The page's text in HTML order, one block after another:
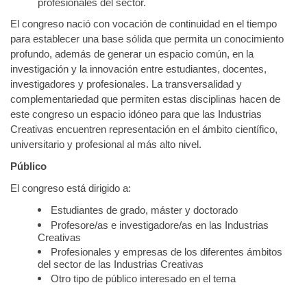
profesionales del sector.
El congreso nació con vocación de continuidad en el tiempo
para establecer una base sólida que permita un conocimiento
profundo, además de generar un espacio común, en la
investigación y la innovación entre estudiantes, docentes,
investigadores y profesionales. La transversalidad y
complementariedad que permiten estas disciplinas hacen de
este congreso un espacio idóneo para que las Industrias
Creativas encuentren representación en el ámbito científico,
universitario y profesional al más alto nivel.
Público
El congreso está dirigido a:
Estudiantes de grado, máster y doctorado
Profesore/as e investigadore/as en las Industrias
Creativas
Profesionales y empresas de los diferentes ámbitos
del sector de las Industrias Creativas
Otro tipo de público interesado en el tema